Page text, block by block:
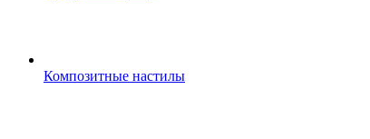
Композитные настилы